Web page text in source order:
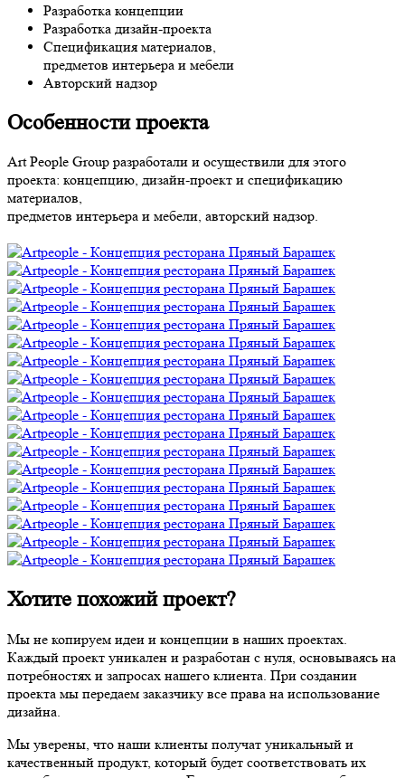
Разработка концепции
Разработка дизайн-проекта
Спецификация материалов,
предметов интерьера и мебели
Авторский надзор
Особенности проекта
Art People Group разработали и осуществили для этого
проекта: концепцию, дизайн-проект и спецификацию
материалов,
предметов интерьера и мебели, авторский надзор.
Хотите похожий проект?
Мы не копируем идеи и концепции в наших проектах.
Каждый проект уникален и разработан с нуля, основываясь на
потребностях и запросах нашего клиента. При создании
проекта мы передаем заказчику все права на использование
дизайна.
Мы уверены, что наши клиенты получат уникальный и
качественный продукт, который будет соответствовать их